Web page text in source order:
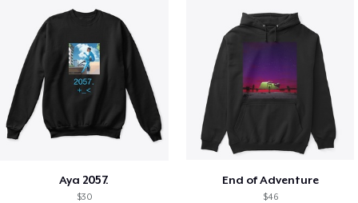
Aya 2057.
$30
End of Adventure
$46